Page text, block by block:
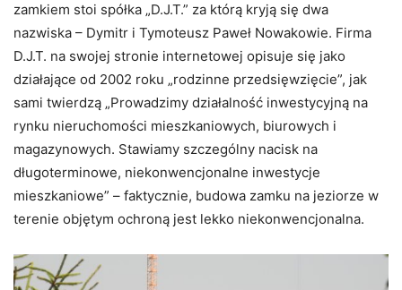
zamkiem stoi spółka „D.J.T.” za którą kryją się dwa
nazwiska – Dymitr i Tymoteusz Paweł Nowakowie. Firma
D.J.T. na swojej stronie internetowej opisuje się jako
działające od 2002 roku „rodzinne przedsięwzięcie”, jak
sami twierdzą „Prowadzimy działalność inwestycyjną na
rynku nieruchomości mieszkaniowych, biurowych i
magazynowych. Stawiamy szczególny nacisk na
długoterminowe, niekonwencjonalne inwestycje
mieszkaniowe” – faktycznie, budowa zamku na jeziorze w
terenie objętym ochroną jest lekko niekonwencjonalna.